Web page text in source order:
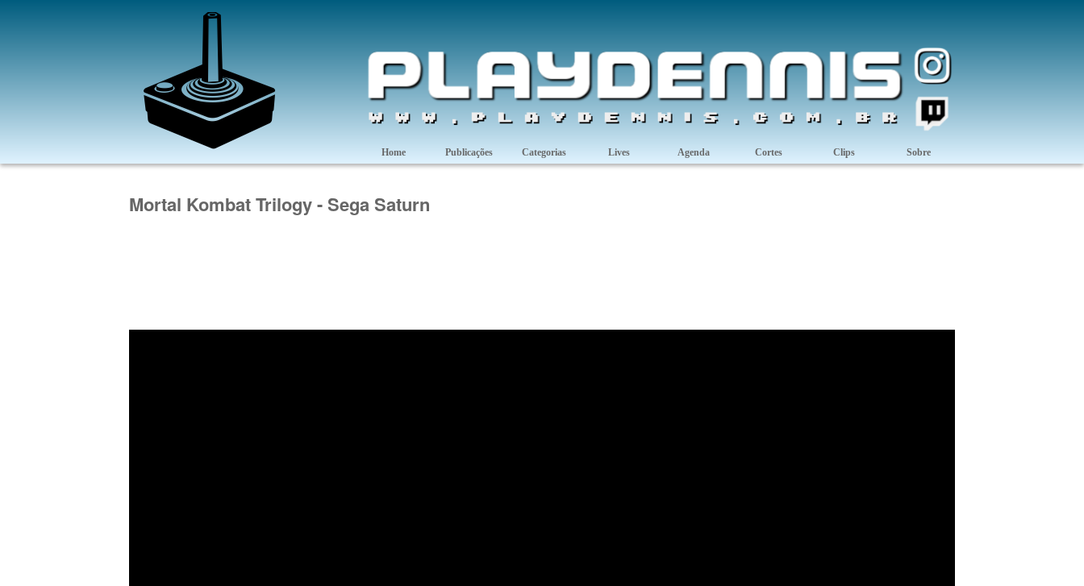
Home Publicações Categorias Lives Agenda Cortes Clips Sobre
Mortal Kombat Trilogy - Sega Saturn